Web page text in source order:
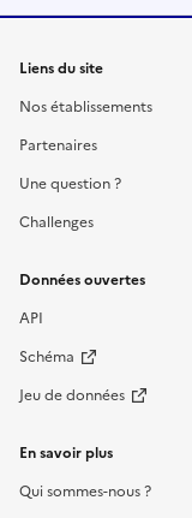
Liens du site
Nos établissements
Partenaires
Une question ?
Challenges
Données ouvertes
API
Schéma
Jeu de données
En savoir plus
Qui sommes-nous ?